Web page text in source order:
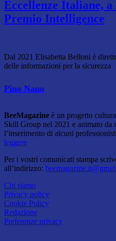
Eccellenze Italiane,
Premio Intelligence
Dal 2021 Elisabetta Belloni è
delle informazioni per la sicurezza
Pino Nano
BeeMagazine è un progetto
Skill Group nel 2021 e animato da
l’inserimento di alcuni
leggere
Per i vostri comunicati stampa
all’indirizzo:
Chi siamo
Privacy policy
Cookie Policy
Redazione
Preferenze privacy